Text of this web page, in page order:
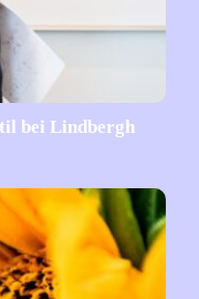
bei Lindbergh